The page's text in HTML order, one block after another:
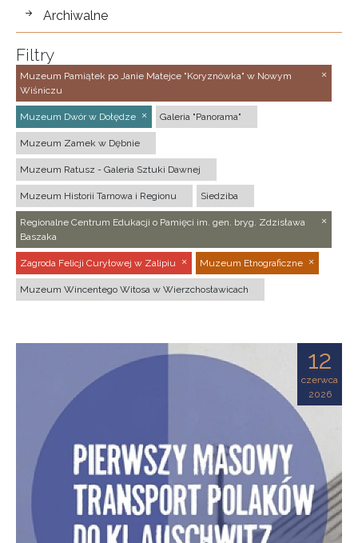
Archiwalne
Filtry
Muzeum Pamiątek po Janie Matejce "Koryznówka" w Nowym
Wiśniczu
Muzeum Dwór w Dołędze Galeria "Panorama"
Muzeum Zamek w Dębnie
Muzeum Ratusz - Galeria Sztuki Dawnej
Muzeum Historii Tarnowa i Regionu Siedziba
Regionalne Centrum Edukacji o Pamięci im. gen. bryg. Zdzisława
Baszaka
Zagroda Felicji Curyłowej w Zalipiu Muzeum Etnograficzne
Muzeum Wincentego Witosa w Wierzchosławicach
12
czerwca
2026